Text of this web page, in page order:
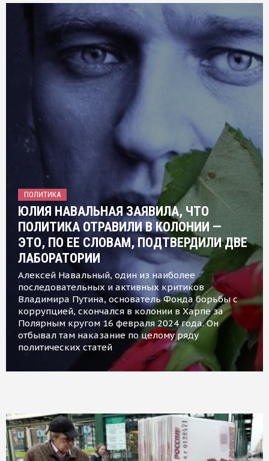
ПОЛИТИКА
ЮЛИЯ НАВАЛЬНАЯ ЗАЯВИЛА, ЧТО
ПОЛИТИКА ОТРАВИЛИ В КОЛОНИИ —
ЭТО, ПО ЕЕ СЛОВАМ, ПОДТВЕРДИЛИ ДВЕ
ЛАБОРАТОРИИ
Алексей Навальный, один из наиболее
последовательных и активных критиков
Владимира Путина, основатель Фонда борьбы с
коррупцией, скончался в колонии в Харпе за
Полярным кругом 16 февраля 2024 года. Он
отбывал там наказание по целому ряду
политических статей